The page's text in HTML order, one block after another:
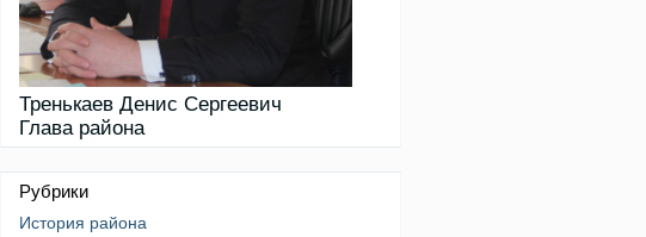
Тренькаев Денис Сергеевич
Глава района
Рубрики
История района